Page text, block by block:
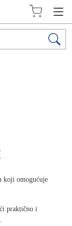
koji omogućuje
praktično i